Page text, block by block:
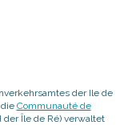
der Ile de
Communauté de
der Île de Ré) verwaltet